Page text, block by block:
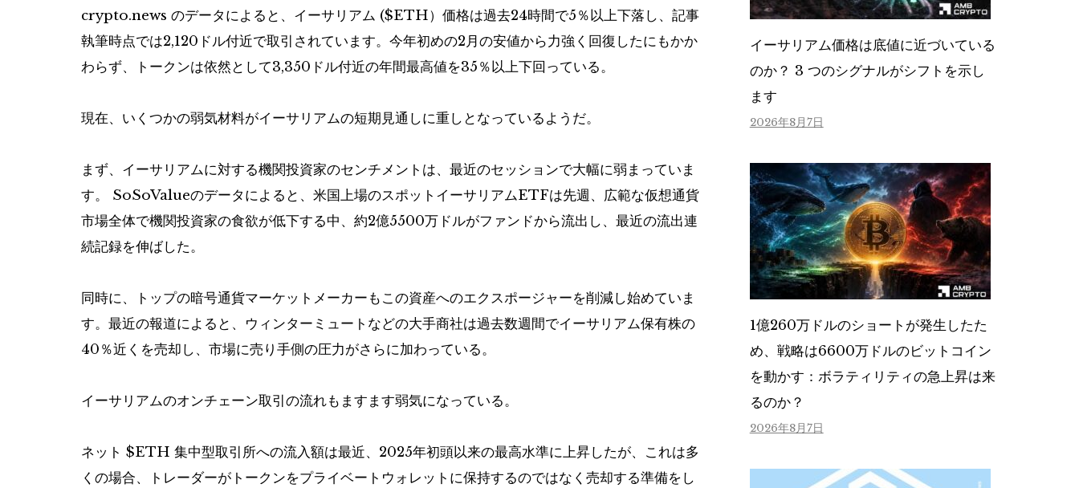
crypto.news のデータによると、イーサリアム ($ETH）価格は過去24時間で5％以上下落し、記事
執筆時点では2,120ドル付近で取引されています。今年初めの2月の安値から力強く回復したにもかか
わらず、トークンは依然として3,350ドル付近の年間最高値を35％以上下回っている。
現在、いくつかの弱気材料がイーサリアムの短期見通しに重しとなっているようだ。
まず、イーサリアムに対する機関投資家のセンチメントは、最近のセッションで大幅に弱まっていま
す。 SoSoValueのデータによると、米国上場のスポットイーサリアムETFは先週、広範な仮想通貨
市場全体で機関投資家の食欲が低下する中、約2億5500万ドルがファンドから流出し、最近の流出連
続記録を伸ばした。
同時に、トップの暗号通貨マーケットメーカーもこの資産へのエクスポージャーを削減し始めていま
す。最近の報道によると、ウィンターミュートなどの大手商社は過去数週間でイーサリアム保有株の
40％近くを売却し、市場に売り手側の圧力がさらに加わっている。
イーサリアムのオンチェーン取引の流れもますます弱気になっている。
ネット $ETH 集中型取引所への流入額は最近、2025年初頭以来の最高水準に上昇したが、これは多
くの場合、トレーダーがトークンをプライベートウォレットに保持するのではなく売却する準備をし
イーサリアム価格は底値に近づいている
のか？ 3 つのシグナルがシフトを示し
ます
2026年8月7日
1億260万ドルのショートが発生したた
め、戦略は6600万ドルのビットコイン
を動かす：ボラティリティの急上昇は来
るのか？
2026年8月7日